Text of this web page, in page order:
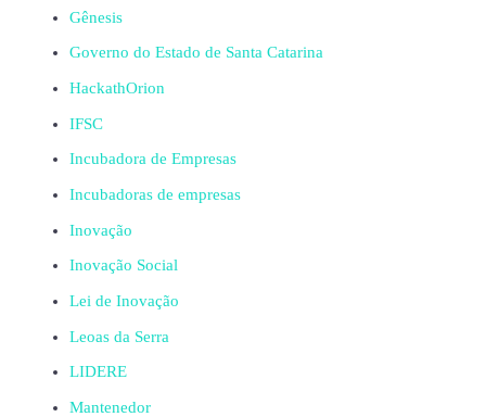
Gênesis
Governo do Estado de Santa Catarina
HackathOrion
IFSC
Incubadora de Empresas
Incubadoras de empresas
Inovação
Inovação Social
Lei de Inovação
Leoas da Serra
LIDERE
Mantenedor